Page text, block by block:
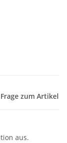
Frage zum Artikel
aus.